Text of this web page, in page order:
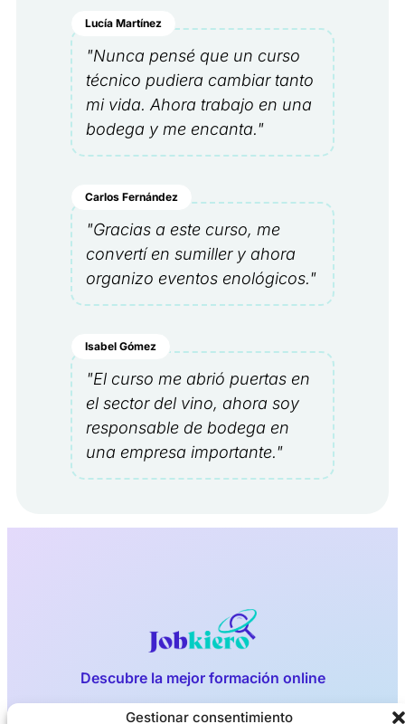
Gestionar consentimiento
Lucía Martínez
"Nunca pensé que un curso
técnico pudiera cambiar tanto
mi vida. Ahora trabajo en una
bodega y me encanta."
Carlos Fernández
"Gracias a este curso, me
convertí en sumiller y ahora
organizo eventos enológicos."
Isabel Gómez
"El curso me abrió puertas en
el sector del vino, ahora soy
responsable de bodega en
una empresa importante."
Descubre la mejor formación online